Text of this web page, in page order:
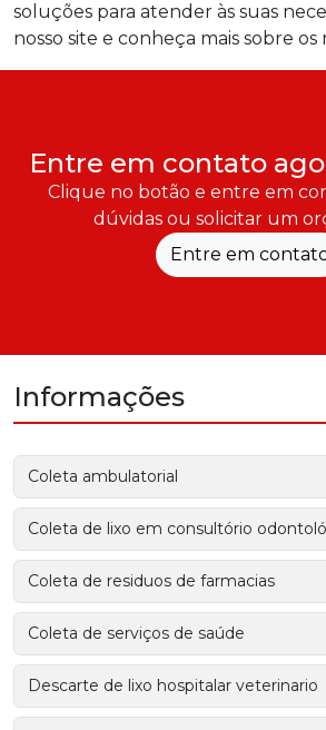
soluções para atender às suas
nosso site e conheça mais sobre os
Entre em contato
Clique no botão e entre em
dúvidas ou solicitar um
Entre em
Informações
Coleta ambulatorial
Coleta de lixo em consultório
Coleta de residuos de farmacias
Coleta de serviços de saúde
Descarte de lixo hospitalar veterinario